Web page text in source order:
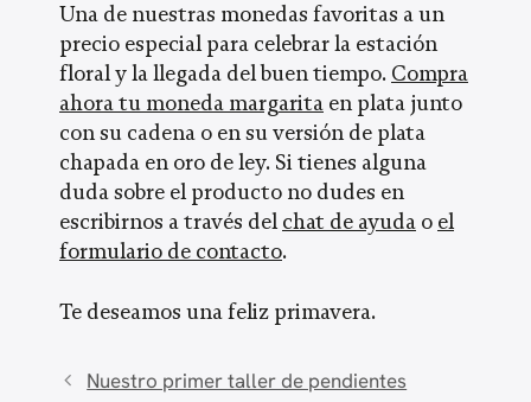
Una de nuestras monedas favoritas a un
precio especial para celebrar la estación
floral y la llegada del buen tiempo. Compra
ahora tu moneda margarita en plata junto
con su cadena o en su versión de plata
chapada en oro de ley. Si tienes alguna
duda sobre el producto no dudes en
escribirnos a través delchat de ayuda o el
formulario de contacto.
Te deseamos una feliz primavera.
Nuestro primer taller de pendientes